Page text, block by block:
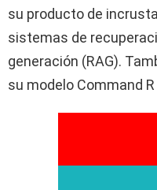
su producto de
sistemas de
generación (RAG).
su modelo Command